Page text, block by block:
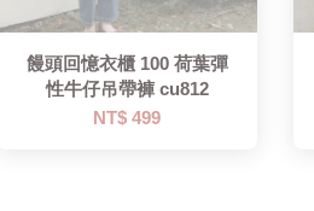
饅頭回憶衣櫃 100 荷葉彈
性牛仔吊帶褲 cu812
NT$ 499